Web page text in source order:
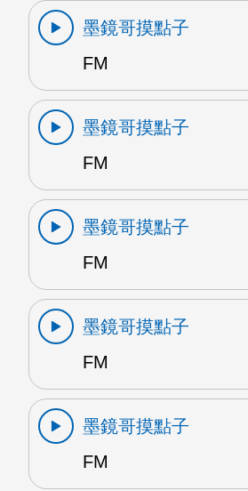
墨鏡哥摸點子
FM
墨鏡哥摸點子
FM
墨鏡哥摸點子
FM
墨鏡哥摸點子
FM
墨鏡哥摸點子
FM